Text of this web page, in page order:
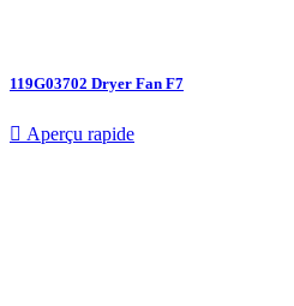
119G03702 Dryer Fan F7
 Aperçu rapide